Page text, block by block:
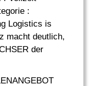
:
Logistics is
macht deutlich,
der